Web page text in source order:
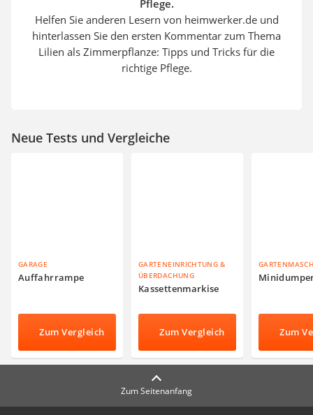
Pflege.
Helfen Sie anderen Lesern von heimwerker.de und
hinterlassen Sie den ersten Kommentar zum Thema
Lilien als Zimmerpflanze: Tipps und Tricks für die
richtige Pflege.
Neue Tests und Vergleiche
GARAGE
Auffahrrampe
Zum Vergleich
GARTENEINRICHTUNG &
ÜBERDACHUNG
Kassettenmarkise
Zum Vergleich Zum
Zum Seitenanfang